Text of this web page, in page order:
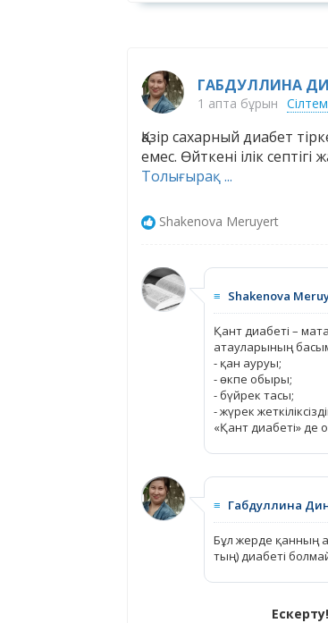
ГАБДУЛЛИНА
1 апта бұрын
Қазір сахарный диабет
емес. Өйткені ілік
Толығырақ ...
Shakenova Meruyert
≡ Shakenova
Қант диабеті –
атауларының басым
- қан ауруы;
- өкпе обыры;
- бүйрек тасы;
- жүрек
«Қант диабеті»
≡ Габдуллина
Бұл жерде қанның
тың) диабеті
Ескерту!